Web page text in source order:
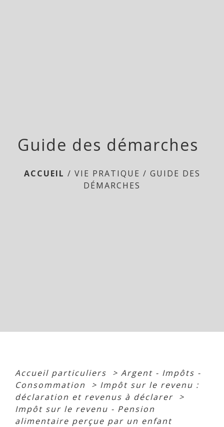
Guide des démarches
ACCUEIL / VIE PRATIQUE / GUIDE DES
DÉMARCHES
Accueil particuliers > Argent - Impôts -
Consommation
> Impôt sur le revenu :
déclaration et revenus à déclarer >
Impôt sur le revenu - Pension
alimentaire perçue par un enfant